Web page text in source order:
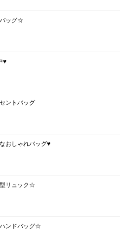
ッグ☆
♥
ントバッグ
おしゃれバッグ♥
リュック☆
ンドバッグ☆